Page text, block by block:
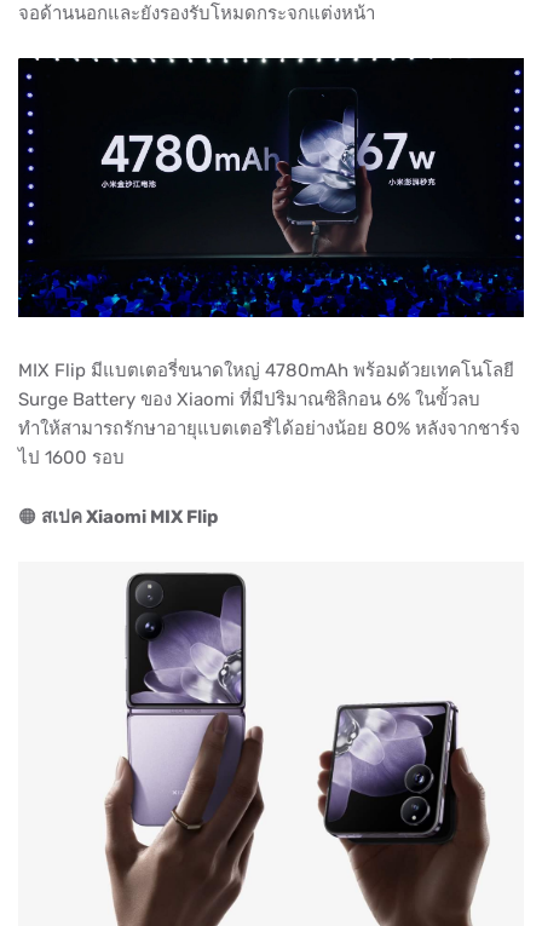
จอด้านนอกและยังรองรับโหมดกระจกแต่งหน้า
MIX Flip มีแบตเตอรี่ขนาดใหญ่ 4780mAh พร้อมด้วยเทคโนโลยี
Surge Battery ของ Xiaomi ที่มีปริมาณซิลิกอน 6% ในขั้วลบ
ทำให้สามารถรักษาอายุแบตเตอรี่ได้อย่างน้อย 80% หลังจากชาร์จ
ไป 1600 รอบ
🟠 สเปค Xiaomi MIX Flip